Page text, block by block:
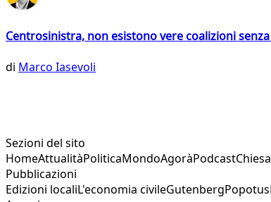
Centrosinistra, non esistono vere coalizioni
di Marco Iasevoli
Sezioni del sito
HomeAttualitàPoliticaMondoAgoràPodcastChiesa
Pubblicazioni
Edizioni localiL'economia civileGutenbergPopotus